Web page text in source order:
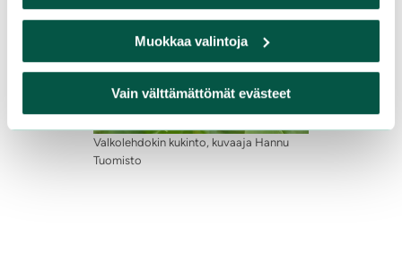
Muokkaa valintoja
Vain välttämättömät evästeet
Valkolehdokin kukinto, kuvaaja Hannu
Tuomisto